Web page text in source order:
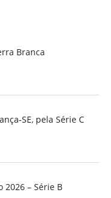
Branca
SE, pela Série C
2026 – Série B